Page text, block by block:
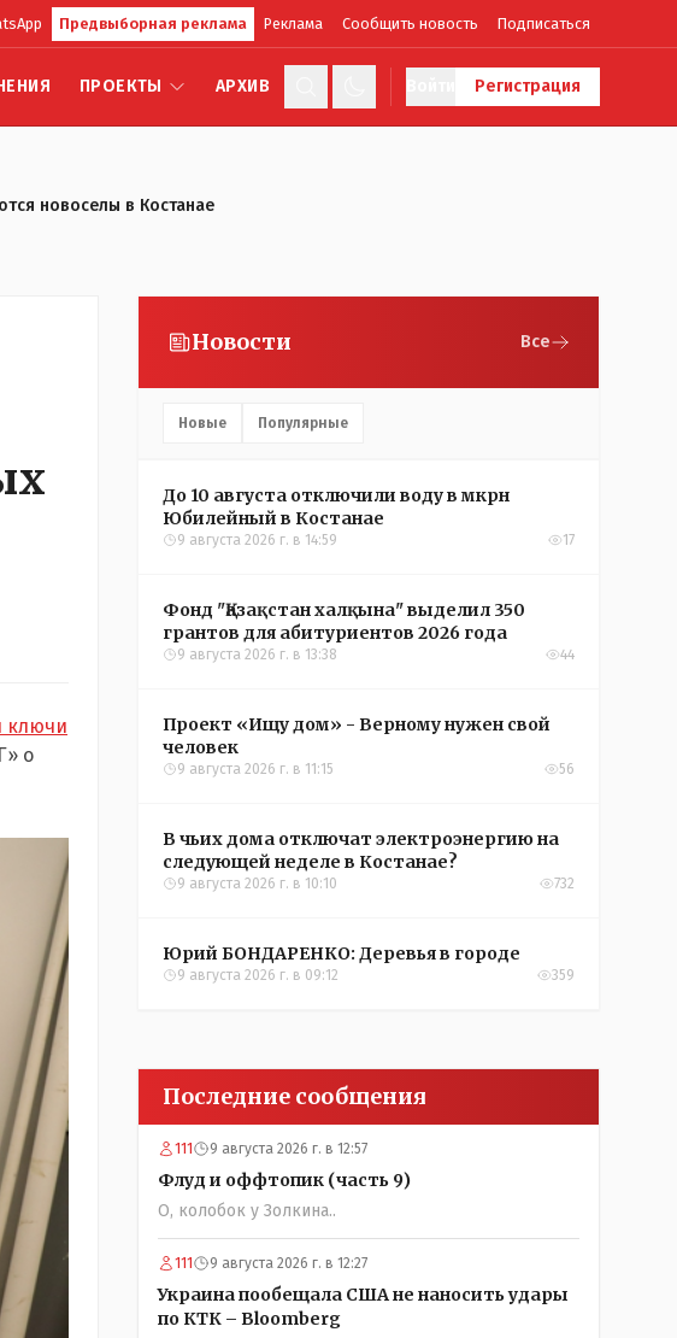
Предвыборная реклама Реклама Сообщить новость Подписаться
ПРОЕКТЫ АРХИВ Регистрация
новоселы в Костанае
ключи
о
Новости Все
Новые Популярные
До 10 августа отключили воду в мкрн
Юбилейный в Костанае
9 августа 2026 г. в 14:59 17
Фонд "Қазақстан халқына" выделил 350
грантов для абитуриентов 2026 года
9 августа 2026 г. в 13:38 44
Проект «Ищу дом» - Верному нужен свой
человек
9 августа 2026 г. в 11:15 56
В чьих дома отключат электроэнергию на
следующей неделе в Костанае?
9 августа 2026 г. в 10:10 732
Юрий БОНДАРЕНКО: Деревья в городе
9 августа 2026 г. в 09:12 359
Последние сообщения
111 9 августа 2026 г. в 12:57
Флуд и оффтопик (часть 9)
О, колобок у Золкина..
111 9 августа 2026 г. в 12:27
Украина пообещала США не наносить удары
по КТК – Bloomberg